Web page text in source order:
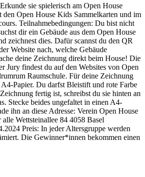
sie spielerisch am Open House
den Open House Kids Sammelkarten und im
Teilnahmebedingungen: Du bist nicht
dir ein Gebäude aus dem Open House
zeichnest dies. Dafür scannst du den QR
Website nach, welche Gebäude
deine Zeichnung direkt beim House! Die
Jury findest du auf den Websites von Open
Raumschule. Für deine Zeichnung
Papier. Du darfst Bleistift und rote Farbe
fertig ist, schreibst du sie hinten an
Stecke beides ungefaltet in einen A4-
ihn an diese Adresse: Verein Open House
Wettsteinallee 84 4058 Basel
Preis: In jeder Altersgruppe werden
Die Gewinner*innen bekommen einen